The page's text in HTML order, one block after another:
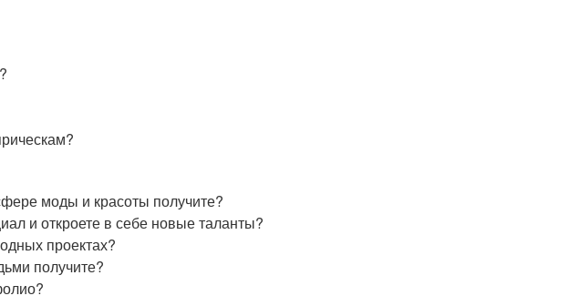
моды и красоты получите?
и откроете в себе новые таланты?
проектах?
получите?